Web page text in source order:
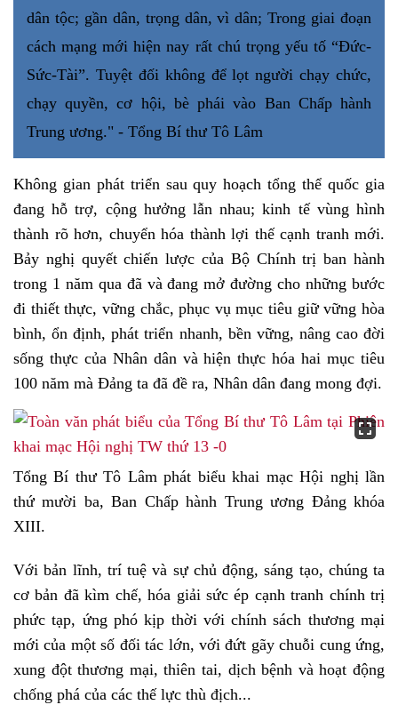
dân tộc; gần dân, trọng dân, vì dân; Trong giai đoạn
cách mạng mới hiện nay rất chú trọng yếu tố “Đức-
Sức-Tài”. Tuyệt đối không để lọt người chạy chức,
chạy quyền, cơ hội, bè phái vào Ban Chấp hành
Trung ương." - Tổng Bí thư Tô Lâm
Không gian phát triển sau quy hoạch tổng thể quốc gia
đang hỗ trợ, cộng hưởng lẫn nhau; kinh tế vùng hình
thành rõ hơn, chuyển hóa thành lợi thế cạnh tranh mới.
Bảy nghị quyết chiến lược của Bộ Chính trị ban hành
trong 1 năm qua đã và đang mở đường cho những bước
đi thiết thực, vững chắc, phục vụ mục tiêu giữ vững hòa
bình, ổn định, phát triển nhanh, bền vững, nâng cao đời
sống thực của Nhân dân và hiện thực hóa hai mục tiêu
100 năm mà Đảng ta đã đề ra, Nhân dân đang mong đợi.
Tổng Bí thư Tô Lâm phát biểu khai mạc Hội nghị lần
thứ mười ba, Ban Chấp hành Trung ương Đảng khóa
XIII.
Với bản lĩnh, trí tuệ và sự chủ động, sáng tạo, chúng ta
cơ bản đã kìm chế, hóa giải sức ép cạnh tranh chính trị
phức tạp, ứng phó kịp thời với chính sách thương mại
mới của một số đối tác lớn, với đứt gãy chuỗi cung ứng,
xung đột thương mại, thiên tai, dịch bệnh và hoạt động
chống phá của các thế lực thù địch...